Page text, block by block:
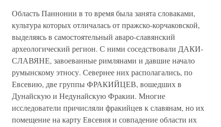
Область Паннонии в то время была занята словаками,
культура которых отличалась от пражско-корчаковской,
выделяясь в самостоятельный аваро-славянский
археологический регион. С ними соседствовали ДАКИ-
СЛАВЯНЕ, завоеванные римлянами и давшие начало
румынскому этносу. Севернее них располагались, по
Евсевию, две группы ФРАКИЙЦЕВ, вошедших в
Дунайскую и Недунайскую Фракии. Многие
исследователи причисляли фракийцев к славянам, но их
помещение на карту Евсевия и совпадение области их